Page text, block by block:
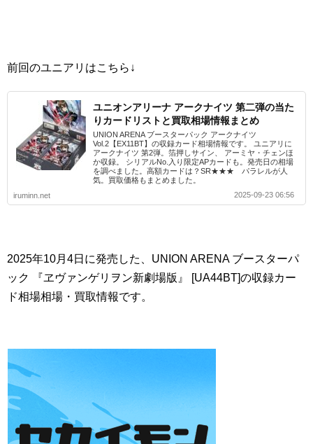
前回のユニアリはこちら↓
ユニオンアリーナ アークナイツ 第二弾の当た
りカードリストと買取相場情報まとめ
UNION ARENA ブースターパック アークナイツ
Vol.2【EX11BT】の収録カード相場情報です。 ユニアリに
アークナイツ 第2弾。箔押しサイン、 アーミヤ・チェンほ
か収録。 シリアルNo.入り限定APカードも。発売日の相場
を調べました。高額カードは？SR★★★ パラレルが人
気。買取価格もまとめました。
iruminn.net
2025-09-23 06:56
2025年10月4日に発売した、UNION ARENA ブースターパ
ック 『ヱヴァンゲリヲン新劇場版』 [UA44BT]の収録カー
ド相場相場・買取情報です。